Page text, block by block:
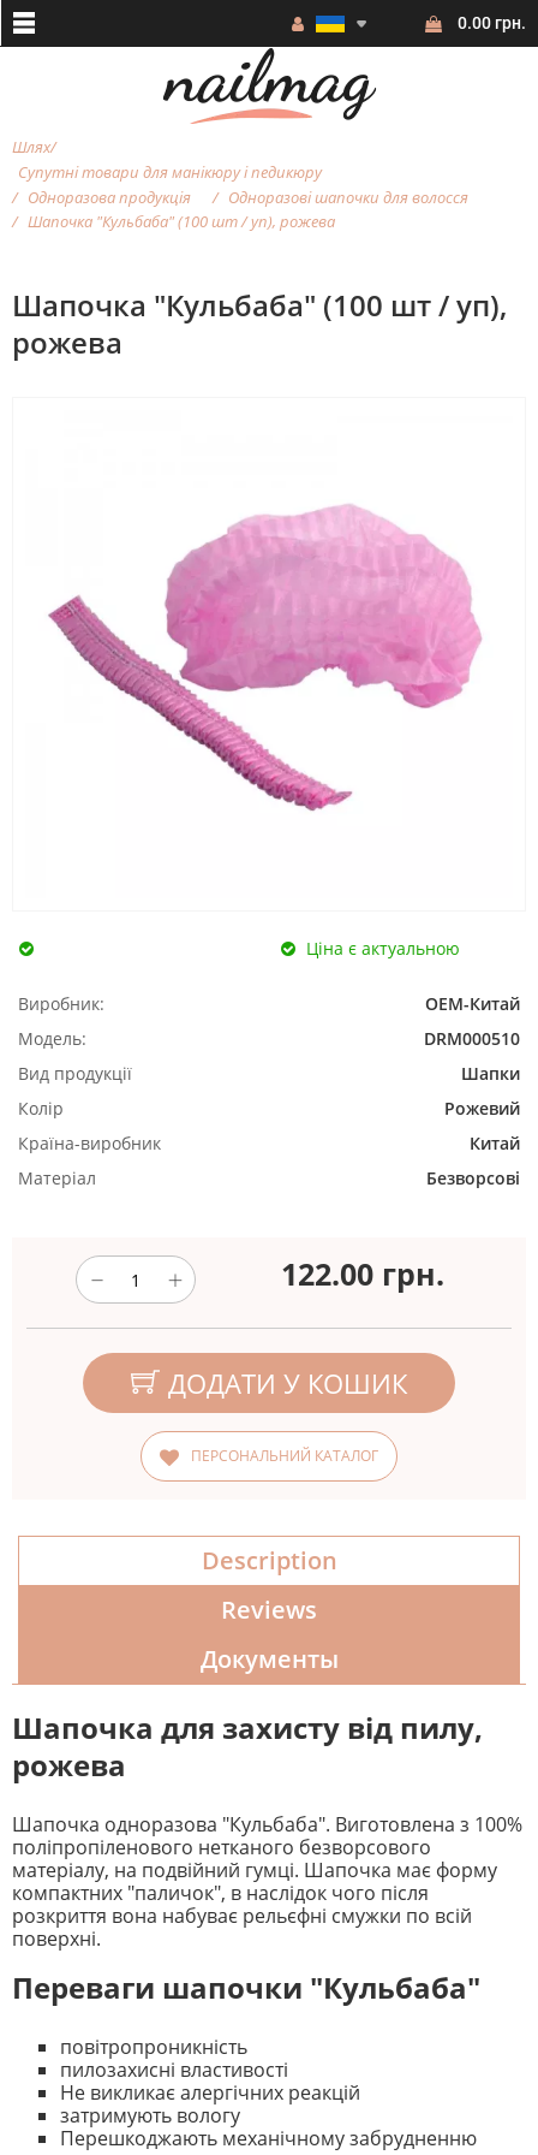
0.00 грн.
Шлях
Супутні товари для манікюру і педикюру
Одноразова продукція
Одноразові шапочки для волосся
Шапочка "Кульбаба" (100 шт / уп), рожева
Шапочка "Кульбаба" (100 шт / уп),
рожева
Ціна є актуальною
Виробник:
ОЕМ-Китай
Модель:
DRM000510
Вид продукції
Шапки
Колір
Рожевий
Країна-виробник
Китай
Матеріал
Безворсові
122.00 грн.
ДОДАТИ У КОШИК
ПЕРСОНАЛЬНИЙ КАТАЛОГ
Description
Reviews
Документы
Шапочка для захисту від пилу,
рожева
Шапочка одноразова "Кульбаба". Виготовлена ​​з 100%
поліпропіленового нетканого безворсового
матеріалу, на подвійний гумці. Шапочка має форму
компактних "паличок", в наслідок чого після
розкриття вона набуває рельєфні смужки по всій
поверхні.
Переваги шапочки "Кульбаба"
повітропроникність
пилозахисні властивості
Не викликає алергічних реакцій
затримують вологу
Перешкоджають механічному забрудненню